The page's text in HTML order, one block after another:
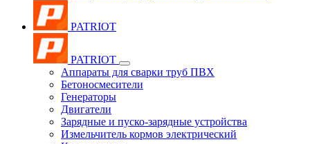
PATRIOT
PATRIOT
Аппараты для сварки труб ПВХ
Бетоносмесители
Генераторы
Двигатели
Зарядные и пуско-зарядные устройства
Измельчитель кормов электрический